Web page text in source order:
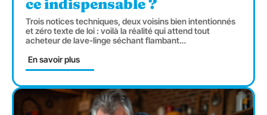
ce indispensable ?
Trois notices techniques, deux voisins bien intentionnés
et zéro texte de loi : voilà la réalité qui attend tout
acheteur de lave-linge séchant flambant…
En savoir plus